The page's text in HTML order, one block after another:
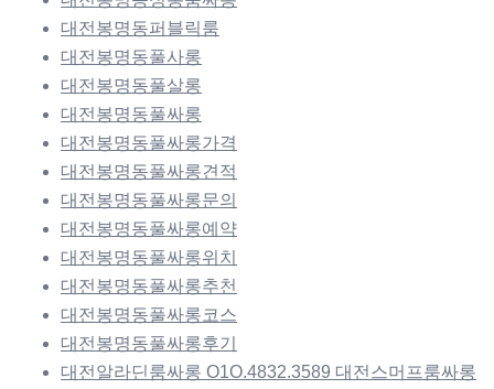
대전봉명동퍼블릭룸
대전봉명동풀사롱
대전봉명동풀살롱
대전봉명동풀싸롱
대전봉명동풀싸롱가격
대전봉명동풀싸롱견적
대전봉명동풀싸롱문의
대전봉명동풀싸롱예약
대전봉명동풀싸롱위치
대전봉명동풀싸롱추천
대전봉명동풀싸롱코스
대전봉명동풀싸롱후기
대전알라딘룸싸롱 O1O.4832.3589 대전스머프룸싸롱